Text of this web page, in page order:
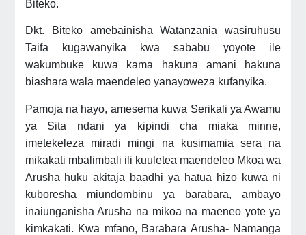
Biteko.
Dkt. Biteko amebainisha Watanzania wasiruhusu
Taifa kugawanyika kwa sababu yoyote ile
wakumbuke kuwa kama hakuna amani hakuna
biashara wala maendeleo yanayoweza kufanyika.
Pamoja na hayo, amesema kuwa Serikali ya Awamu
ya Sita ndani ya kipindi cha miaka minne,
imetekeleza miradi mingi na kusimamia sera na
mikakati mbalimbali ili kuuletea maendeleo Mkoa wa
Arusha huku akitaja baadhi ya hatua hizo kuwa ni
kuboresha miundombinu ya barabara, ambayo
inaiunganisha Arusha na mikoa na maeneo yote ya
kimkakati. Kwa mfano, Barabara Arusha- Namanga